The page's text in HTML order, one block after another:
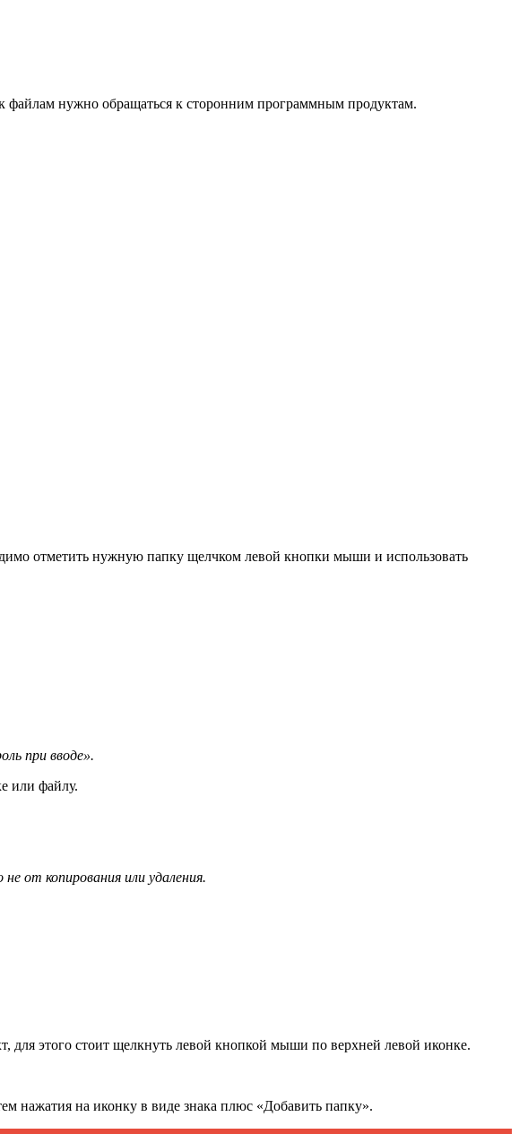
файлам нужно обращаться к сторонним программным продуктам.
отметить нужную папку щелчком левой кнопки мыши и использовать
при вводе».
или файлу.
от копирования или удаления.
этого стоит щелкнуть левой кнопкой мыши по верхней левой иконке.
нажатия на иконку в виде знака плюс «Добавить папку».